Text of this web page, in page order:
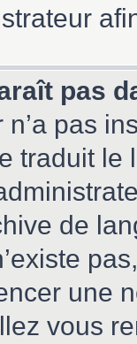
pas
n’a pas
traduit
de
une
vous